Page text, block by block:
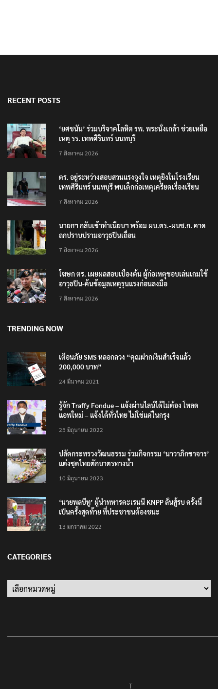
RECENT POSTS
‘ยศชนัน’ ร่วมบริจาคโลหิต รพ. พระนั่งเกล้า ช่วยเหยื่อ
เหตุ รร. เทพศิรินทร์ นนทบุรี
7 สิงหาคม 2026
ตร. อยู่ระหว่างสอบสวนแรงจูงใจ เหตุยิงในโรงเรียน
เทพศิรินทร์ นนทบุรี พบเด็กก่อเหตุเครียดเรื่องเรียน
7 สิงหาคม 2026
นายกฯ กลับเข้าทำเนียบฯ พร้อม ผบ.ตร.-ผบช.ก. คาด
ถกปราบปรามอาวุธปืนเถื่อน
7 สิงหาคม 2026
โฆษก ตร. เผยผลสอบเบื้องต้น ผู้ก่อเหตุชอบเล่นเกมใช้
อาวุธปืน-ค้นข้อมูลเหตุรุนแรงก่อนลงมือ
7 สิงหาคม 2026
TRENDING NOW
เตือนภัย SMS หลอกลวง “คุณฝากเงินสำเร็จแล้ว
200,000 บาท”
24 มีนาคม 2021
รู้จัก Traffy Fondue – แจ้งผ่านไลน์ได้ไม่ต้อง โหลด
แอพใหม่ – แจ้งได้ทั่วไทย ไม่ใช่แค่ในกรุง
25 มิถุนายน 2022
ปลัดกระทรวงวัฒนธรรม ร่วมกิจกรรม ‘นาวาภิกขาจาร’
แต่งชุดไทยตักบาตรทางน้ำ
10 มิถุนายน 2023
‘นายพลบีทู’ ผู้นำทหารคะเรนนี KNPP ลั่นสู้รบ ครั้งนี้
เป็นครั้งสุดท้าย ที่ประชาชนต้องชนะ
13 มกราคม 2022
CATEGORIES
Categories
T